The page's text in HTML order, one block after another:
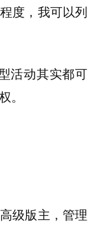
度，我可以列
活动其实都可
。
级版主，管理